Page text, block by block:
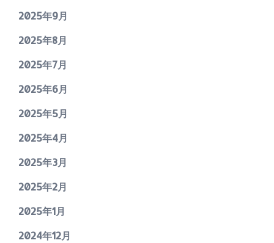
2025年9月
2025年8月
2025年7月
2025年6月
2025年5月
2025年4月
2025年3月
2025年2月
2025年1月
2024年12月